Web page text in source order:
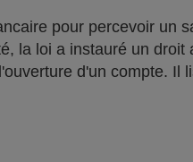
pour percevoir
la loi a instauré un
d'un compte.